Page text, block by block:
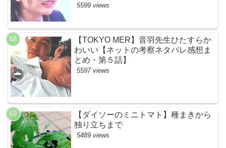
す・初恋Ｆ】
5599 views
【TOKYO MER】音羽先生ひたすらか
わいい【ネットの考察ネタバレ感想ま
とめ・第５話】
5597 views
【ダイソーのミニトマト】種まきから
独り立ちまで
5489 views